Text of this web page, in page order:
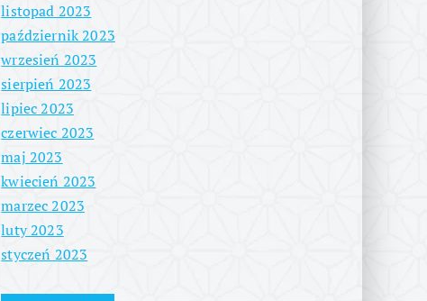
listopad 2023
październik 2023
wrzesień 2023
sierpień 2023
lipiec 2023
czerwiec 2023
maj 2023
kwiecień 2023
marzec 2023
luty 2023
styczeń 2023